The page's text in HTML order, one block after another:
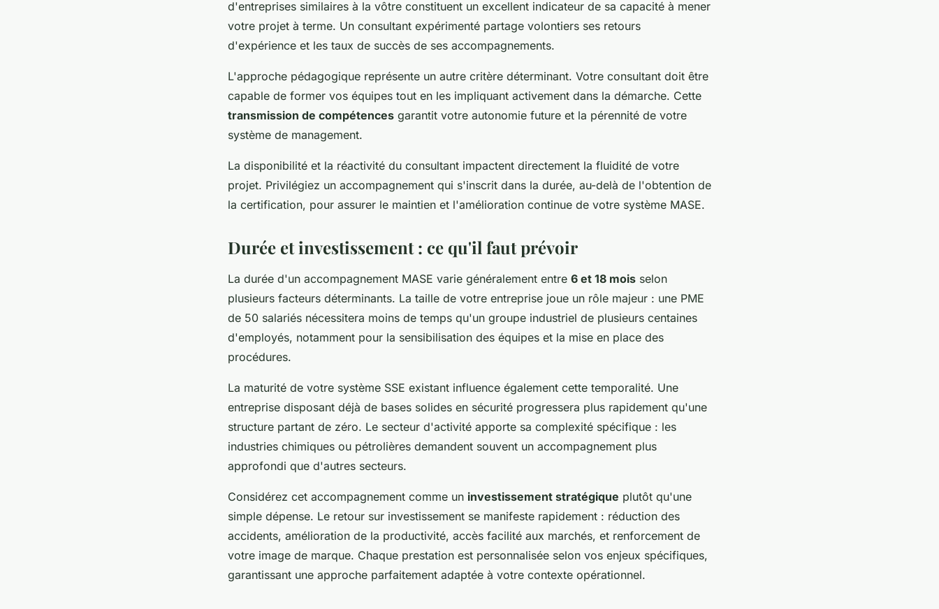
d'entreprises similaires à la vôtre constituent un excellent indicateur de sa capacité à mener
votre projet à terme. Un consultant expérimenté partage volontiers ses retours
d'expérience et les taux de succès de ses accompagnements.
L'approche pédagogique représente un autre critère déterminant. Votre consultant doit être
capable de former vos équipes tout en les impliquant activement dans la démarche. Cette
transmission de compétences garantit votre autonomie future et la pérennité de votre
système de management.
La disponibilité et la réactivité du consultant impactent directement la fluidité de votre
projet. Privilégiez un accompagnement qui s'inscrit dans la durée, au-delà de l'obtention de
la certification, pour assurer le maintien et l'amélioration continue de votre système MASE.
Durée et investissement : ce qu'il faut prévoir
La durée d'un accompagnement MASE varie généralement entre 6 et 18 mois selon
plusieurs facteurs déterminants. La taille de votre entreprise joue un rôle majeur : une PME
de 50 salariés nécessitera moins de temps qu'un groupe industriel de plusieurs centaines
d'employés, notamment pour la sensibilisation des équipes et la mise en place des
procédures.
La maturité de votre système SSE existant influence également cette temporalité. Une
entreprise disposant déjà de bases solides en sécurité progressera plus rapidement qu'une
structure partant de zéro. Le secteur d'activité apporte sa complexité spécifique : les
industries chimiques ou pétrolières demandent souvent un accompagnement plus
approfondi que d'autres secteurs.
Considérez cet accompagnement comme un investissement stratégique plutôt qu'une
simple dépense. Le retour sur investissement se manifeste rapidement : réduction des
accidents, amélioration de la productivité, accès facilité aux marchés, et renforcement de
votre image de marque. Chaque prestation est personnalisée selon vos enjeux spécifiques,
garantissant une approche parfaitement adaptée à votre contexte opérationnel.